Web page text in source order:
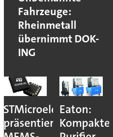
Fahrzeuge:
Rheinmetall
übernimmt DOK-
ING
STMicroelectronics
präsentiert
Eaton:
Kompakter